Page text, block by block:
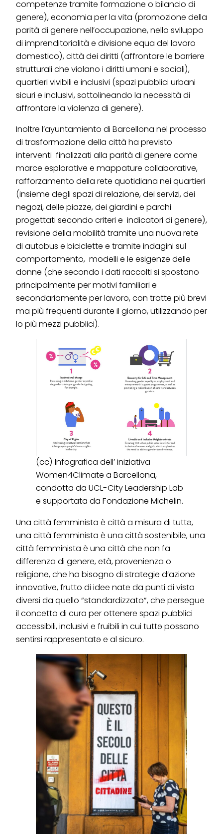
competenze tramite formazione o bilancio di
genere), economia per la vita (promozione della
parità di genere nell’occupazione, nello sviluppo
di imprenditorialità e divisione equa del lavoro
domestico), città dei diritti (affrontare le barriere
strutturali che violano i diritti umani e sociali),
quartieri vivibili e inclusivi (spazi pubblici urbani
sicuri e inclusivi, sottolineando la necessità di
affrontare la violenza di genere).
Inoltre l’ayuntamiento di Barcellona nel processo
di trasformazione della città ha previsto
interventi finalizzati alla parità di genere come
marce esplorative e mappature collaborative,
rafforzamento della rete quotidiana nei quartieri
(insieme degli spazi di relazione, dei servizi, dei
negozi, delle piazze, dei giardini e parchi
progettati secondo criteri e indicatori di genere),
revisione della mobilità tramite una nuova rete
di autobus e biciclette e tramite indagini sul
comportamento, modelli e le esigenze delle
donne (che secondo i dati raccolti si spostano
principalmente per motivi familiari e
secondariamente per lavoro, con tratte più brevi
ma più frequenti durante il giorno, utilizzando per
lo più mezzi pubblici).
(cc) Infografica dell’ iniziativa
Women4Climate a Barcellona,
condotta da UCL-City Leadership Lab
e supportata da Fondazione Michelin.
Una città femminista è città a misura di tuttə,
una città femminista è una città sostenibile, una
città femminista è una città che non fa
differenza di genere, età, provenienza o
religione, che ha bisogno di strategie d’azione
innovative, frutto di idee nate da punti di vista
diversi da quello “standardizzato”, che persegue
il concetto di cura per ottenere spazi pubblici
accessibili, inclusivi e fruibili in cui tuttə possano
sentirsi rappresentatə e al sicuro.